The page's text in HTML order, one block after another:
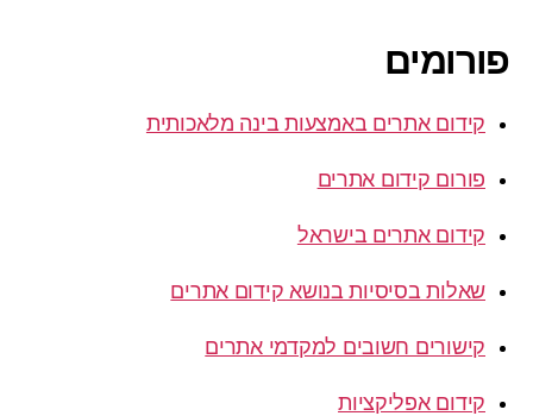
פורומים
קידום אתרים באמצעות בינה מלאכותית
פורום קידום אתרים
קידום אתרים בישראל
שאלות בסיסיות בנושא קידום אתרים
קישורים חשובים למקדמי אתרים
קידום אפליקציות